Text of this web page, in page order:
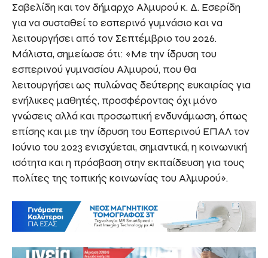
Σαβελίδη και τον δήμαρχο Αλμυρού κ. Δ. Εσερίδη
για να συσταθεί το εσπερινό γυμνάσιο και να
λειτουργήσει από τον Σεπτέμβριο του 2026.
Μάλιστα, σημείωσε ότι: «Με την ίδρυση του
εσπερινού γυμνασίου Αλμυρού, που θα
λειτουργήσει ως πυλώνας δεύτερης ευκαιρίας για
ενήλικες μαθητές, προσφέροντας όχι μόνο
γνώσεις αλλά και προσωπική ενδυνάμωση, όπως
επίσης και με την ίδρυση του Εσπερινού ΕΠΑΛ τον
Ιούνιο του 2023 ενισχύεται, σημαντικά, η κοινωνική
ισότητα και η πρόσβαση στην εκπαίδευση για τους
πολίτες της τοπικής κοινωνίας του Αλμυρού».